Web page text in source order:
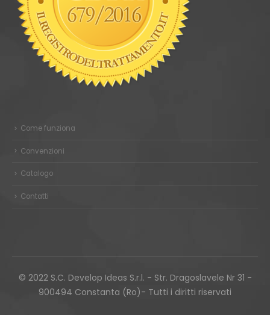
Come funziona
Convenzioni
Catalogo
Contatti
© 2022 S.C. Develop Ideas S.r.l. - Str. Dragoslavele Nr 31 -
900494 Constanta (Ro)- Tutti i diritti riservati